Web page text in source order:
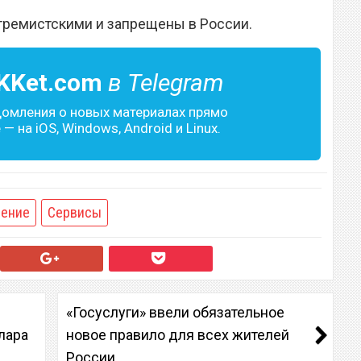
и запрещены в России.
в Telegram
о новых материалах прямо
на iOS, Windows, Android и Linux.
Сервисы
«Госуслуги» ввели обязательное
новое правило для всех жителей
России